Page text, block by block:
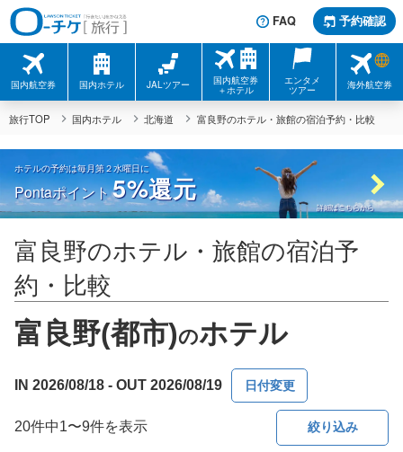
FAQ 予約確認
国内航空券 国内ホテル JALツアー 国内航空券
＋ホテル
エンタメ
ツアー 海外航空券
旅行TOP 国内ホテル 北海道 富良野のホテル・旅館の宿泊予約・比較
ホテルの予約は毎月第２水曜日に
Pontaポイント5%還元
詳細はこちらから
富良野のホテル・旅館の宿泊予
約・比較
富良野(都市)